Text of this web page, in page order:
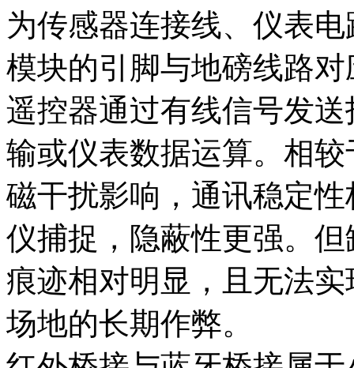
为传感器连接线、仪表
模块的引脚与地磅线路
遥控器通过有线信号发
输或仪表数据运算。相
磁干扰影响，通讯稳定
仪捕捉，隐蔽性更强。
痕迹相对明显，且无法
场地的长期作弊。